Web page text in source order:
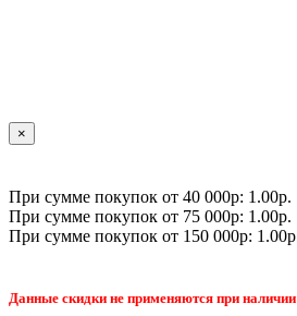
×
При сумме покупок от 40 000р: 1.00р.
При сумме покупок от 75 000р: 1.00р.
При сумме покупок от 150 000р:
Данные скидки не применяются при